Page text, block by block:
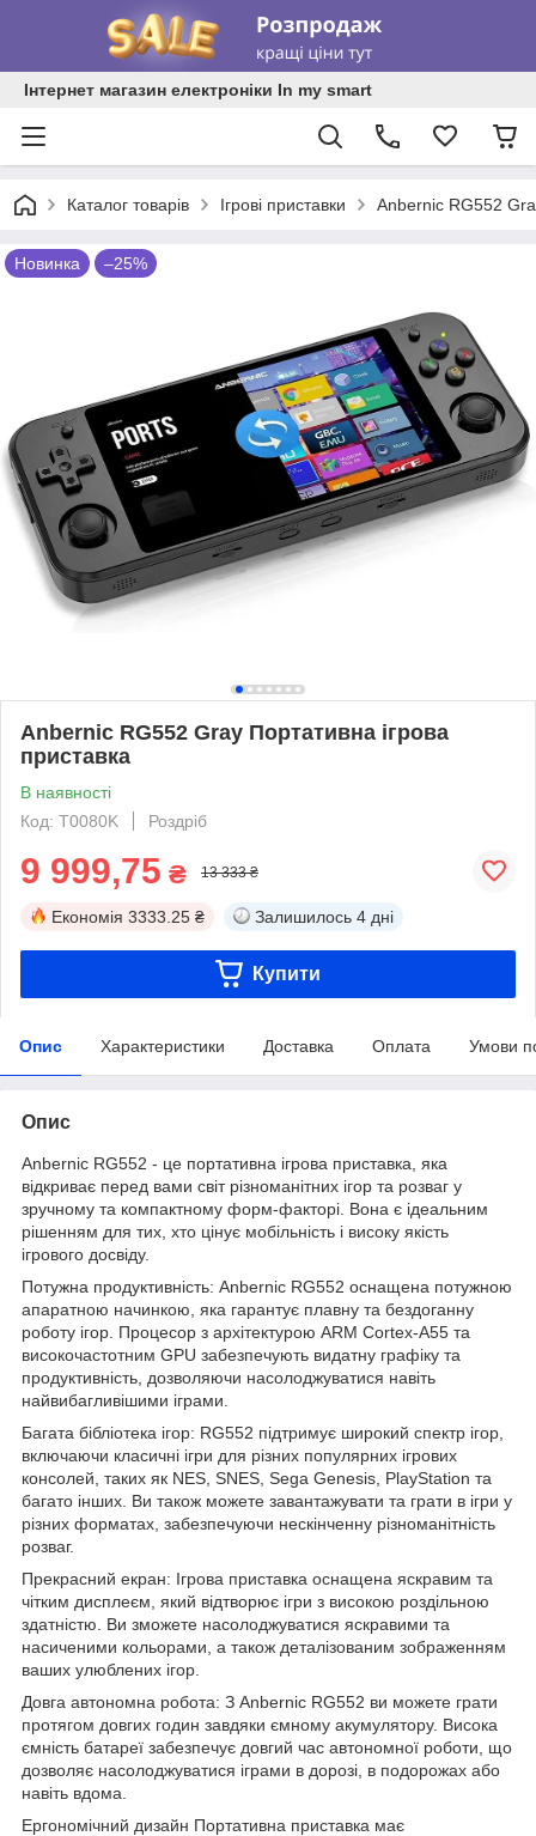
Інтернет магазин електроніки In my smart
Каталог товарів Ігрові приставки Anbernic RG552
Новинка –25%
Anbernic RG552 Gray Портативна ігрова
приставка
В наявності
Код: T0080K
Роздріб
9 999,75 ₴ 13 333 ₴
Економія 3333.25 ₴ Залишилось 4 дні
Купити
Опис Характеристики Доставка Оплата Умови
Опис
Anbernic RG552 - це портативна ігрова приставка, яка
відкриває перед вами світ різноманітних ігор та розваг у
зручному та компактному форм-факторі. Вона є ідеальним
рішенням для тих, хто цінує мобільність і високу якість
ігрового досвіду.
Потужна продуктивність: Anbernic RG552 оснащена потужною
апаратною начинкою, яка гарантує плавну та бездоганну
роботу ігор. Процесор з архітектурою ARM Cortex-A55 та
високочастотним GPU забезпечують видатну графіку та
продуктивність, дозволяючи насолоджуватися навіть
найвибагливішими іграми.
Багата бібліотека ігор: RG552 підтримує широкий спектр ігор,
включаючи класичні ігри для різних популярних ігрових
консолей, таких як NES, SNES, Sega Genesis, PlayStation та
багато інших. Ви також можете завантажувати та грати в ігри у
різних форматах, забезпечуючи нескінченну різноманітність
розваг.
Прекрасний екран: Ігрова приставка оснащена яскравим та
чітким дисплеєм, який відтворює ігри з високою роздільною
здатністю. Ви зможете насолоджуватися яскравими та
насиченими кольорами, а також деталізованим зображенням
ваших улюблених ігор.
Довга автономна робота: З Anbernic RG552 ви можете грати
протягом довгих годин завдяки ємному акумулятору. Висока
ємність батареї забезпечує довгий час автономної роботи, що
дозволяє насолоджуватися іграми в дорозі, в подорожах або
навіть вдома.
Ергономічний дизайн Портативна приставка має